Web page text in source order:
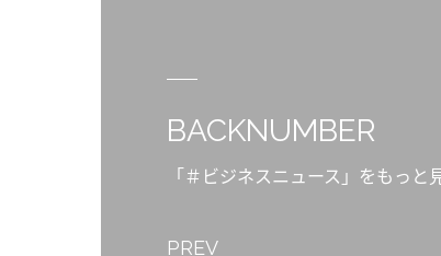
BACKNUMBER
「＃ビジネスニュース」をもっと
PREV